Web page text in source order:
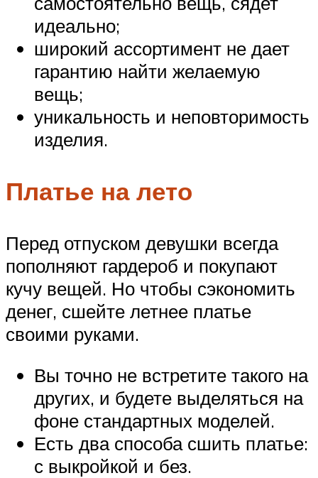
идеально;
широкий ассортимент не дает
гарантию найти желаемую
вещь;
уникальность и неповторимость
изделия.
Платье на лето
Перед отпуском девушки всегда
пополняют гардероб и покупают
кучу вещей. Но чтобы сэкономить
денег, сшейте летнее платье
своими руками.
Вы точно не встретите такого на
других, и будете выделяться на
фоне стандартных моделей.
Есть два способа сшить платье:
с выкройкой и без.